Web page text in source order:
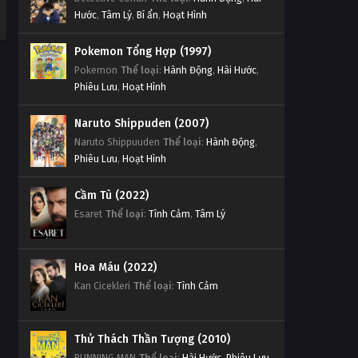
Hước, Tâm Lý, Bí ẩn, Hoạt Hình
Pokemon Tổng Hợp (1997)
Pokemon Thể loại: Hành Động, Hài Hước,
Phiêu Lưu, Hoạt Hình
Naruto Shippuden (2007)
Naruto Shippuuden Thể loại: Hành Động,
Phiêu Lưu, Hoạt Hình
Cầm Tù (2022)
Esaret Thể loại: Tình Cảm, Tâm Lý
Hoa Máu (2022)
Kan Cicekleri Thể loại: Tình Cảm
Thử Thách Thần Tượng (2010)